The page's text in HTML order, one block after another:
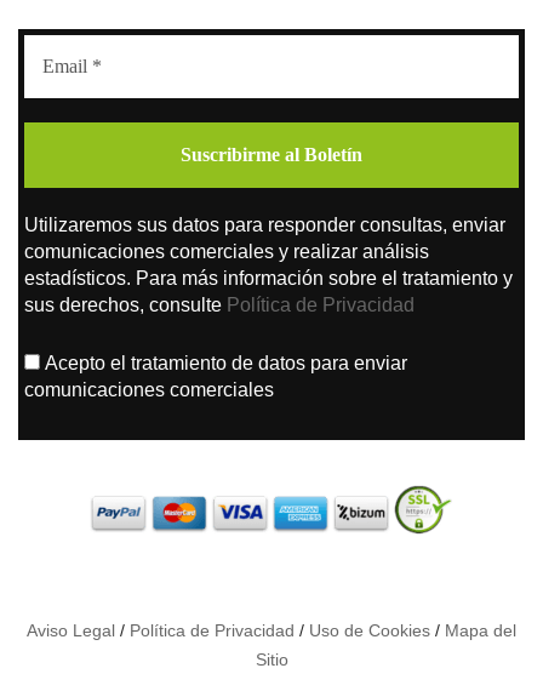
Utilizaremos sus datos para responder consultas, enviar
comunicaciones comerciales y realizar análisis
estadísticos. Para más información sobre el tratamiento y
sus derechos, consulte Política de Privacidad
Acepto el tratamiento de datos para enviar
comunicaciones comerciales
Aviso Legal / Política de Privacidad / Uso de Cookies / Mapa del
Sitio